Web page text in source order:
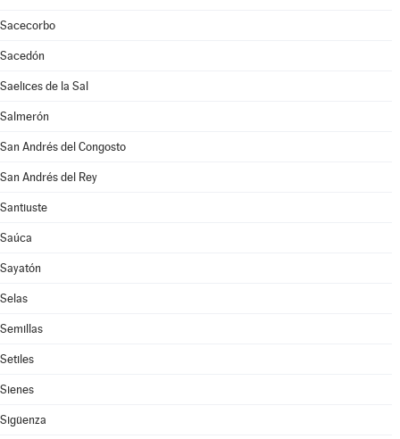
Sacecorbo
Sacedón
Saelices de la Sal
Salmerón
San Andrés del Congosto
San Andrés del Rey
Santiuste
Saúca
Sayatón
Selas
Semillas
Setiles
Sienes
Sigüenza